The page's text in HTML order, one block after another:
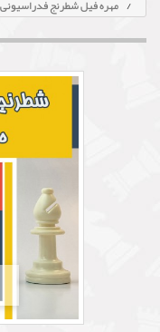
مهره فیل شطرنج